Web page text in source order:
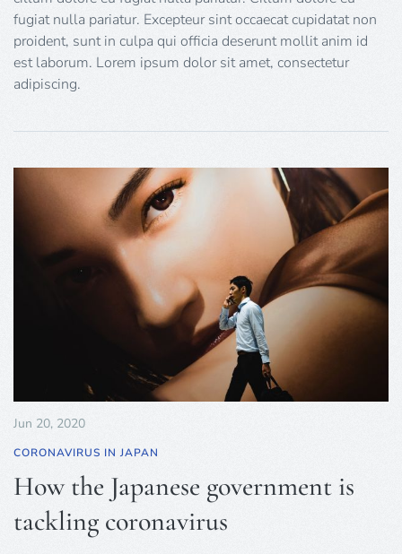
fugiat nulla pariatur. Excepteur sint occaecat cupidatat non
proident, sunt in culpa qui officia deserunt mollit anim id
est laborum. Lorem ipsum dolor sit amet, consectetur
adipiscing.
Jun 20, 2020
CORONAVIRUS IN JAPAN
How the Japanese government is
tackling coronavirus